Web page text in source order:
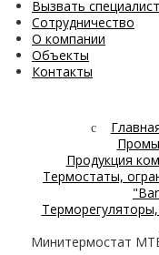
Вызвать
Сотрудничество
О компании
Объекты
Контакты
Продукция
Термостаты,
Минитермостат